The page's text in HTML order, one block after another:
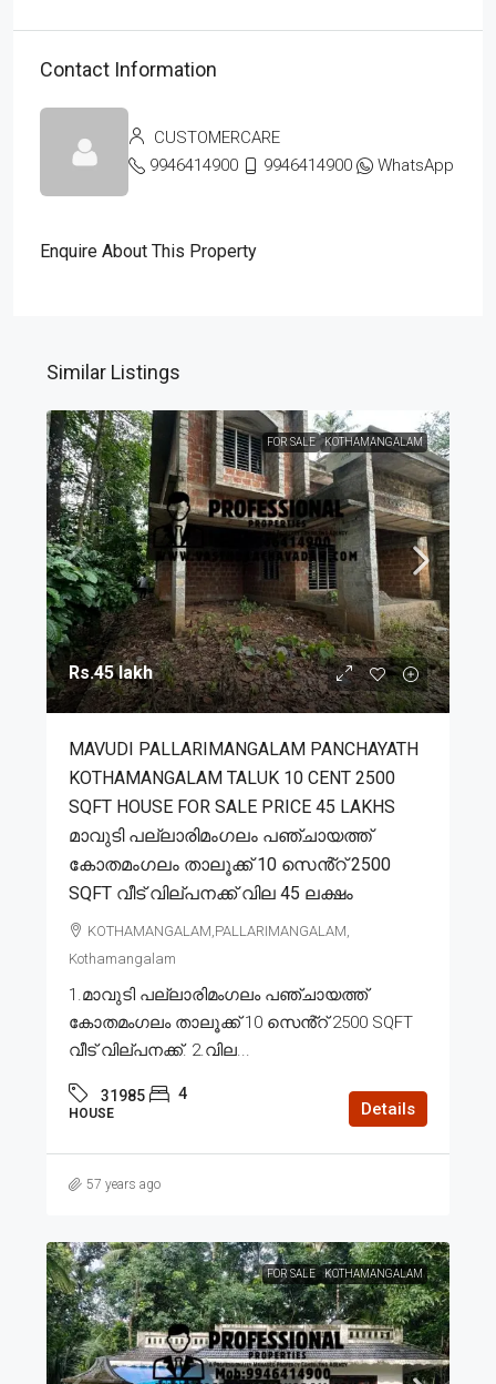
Contact Information
CUSTOMERCARE
9946414900
9946414900 WhatsApp
Enquire About This Property
Similar Listings
FOR SALE KOTHAMANGALAM
Rs.45 lakh
MAVUDI PALLARIMANGALAM PANCHAYATH
KOTHAMANGALAM TALUK 10 CENT 2500
SQFT HOUSE FOR SALE PRICE 45 LAKHS
മാവുടി പല്ലാരിമംഗലം പഞ്ചായത്ത്
കോതമംഗലം താലൂക്ക് 10 സെൻ്റ് 2500
SQFT വീട് വില്പനക്ക് വില 45 ലക്ഷം
KOTHAMANGALAM,PALLARIMANGALAM,
Kothamangalam
1.മാവുടി പല്ലാരിമംഗലം പഞ്ചായത്ത്
കോതമംഗലം താലൂക്ക് 10 സെൻ്റ് 2500 SQFT
വീട് വില്പനക്ക്. 2.വില...
31985 4
HOUSE Details
57 years ago
FOR SALE KOTHAMANGALAM